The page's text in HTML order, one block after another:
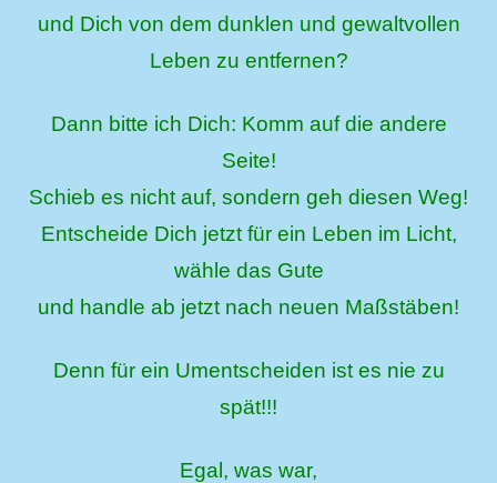
und Dich von dem dunklen und gewaltvollen
Leben zu entfernen?
Dann bitte ich Dich: Komm auf die andere
Seite!
Schieb es nicht auf, sondern geh diesen Weg!
Entscheide Dich jetzt für ein Leben im Licht,
wähle das Gute
und handle ab jetzt nach neuen Maßstäben!
Denn für ein Umentscheiden ist es nie zu
spät!!!
Egal, was war,